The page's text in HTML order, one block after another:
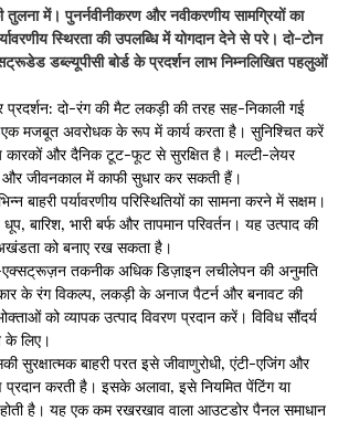
तुलना में। पुनर्नवीनीकरण और नवीकरणीय सामग्रियों का
स्थिरता की उपलब्धि में योगदान देने से परे। दो-टोन
डब्ल्यूपीसी बोर्ड के प्रदर्शन लाभ निम्नलिखित पहलुओं
दो-रंग की मैट लकड़ी की तरह सह-निकाली गई
एक मजबूत अवरोधक के रूप में कार्य करता है। सुनिश्चित करें
कारकों और दैनिक टूट-फूट से सुरक्षित है। मल्टी-लेयर
और जीवनकाल में काफी सुधार कर सकती हैं।
बाहरी पर्यावरणीय परिस्थितियों का सामना करने में सक्षम।
बारिश, भारी बर्फ और तापमान परिवर्तन। यह उत्पाद की
को बनाए रख सकता है।
तकनीक अधिक डिज़ाइन लचीलेपन की अनुमति
के रंग विकल्प, लकड़ी के अनाज पैटर्न और बनावट की
को व्यापक उत्पाद विवरण प्रदान करें। विविध सौंदर्य
के लिए।
सुरक्षात्मक बाहरी परत इसे जीवाणुरोधी, एंटी-एजिंग और
प्रदान करती है। इसके अलावा, इसे नियमित पेंटिंग या
है। यह एक कम रखरखाव वाला आउटडोर पैनल समाधान